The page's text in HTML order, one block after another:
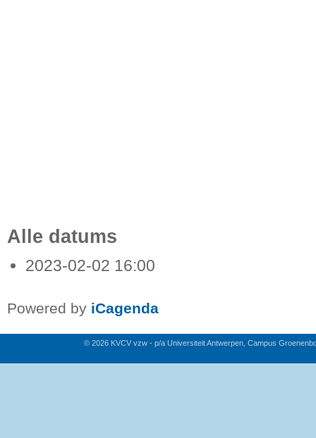
Alle datums
2023-02-02 16:00
Powered by iCagenda
© 2026 KVCV vzw - p/a Universiteit Antwerpen, Campus